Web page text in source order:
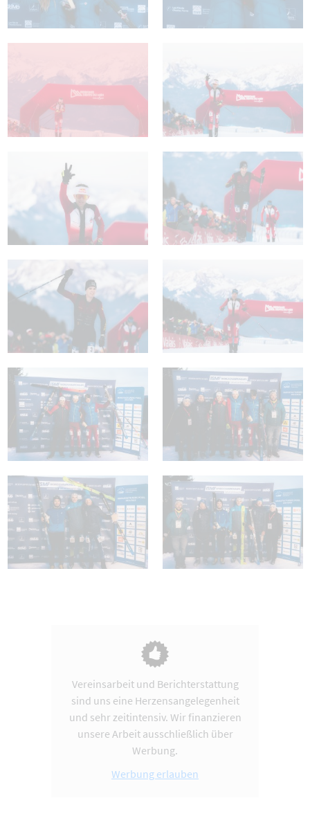
Vereinsarbeit und Berichterstattung
sind uns eine Herzensangelegenheit
und sehr zeitintensiv. Wir finanzieren
unsere Arbeit ausschließlich über
Werbung.
Werbung erlauben